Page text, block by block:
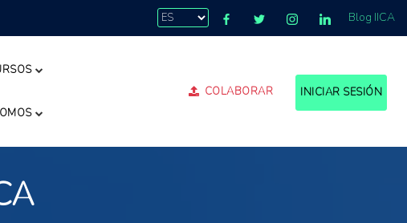
Blog IICA
COLABORAR INICIAR SESIÓN